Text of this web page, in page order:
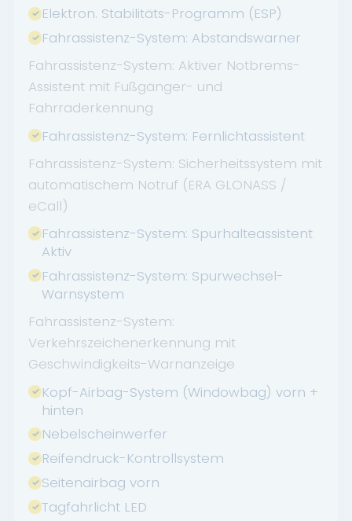
Elektron. Stabilitäts-Programm (ESP)
Fahrassistenz-System: Abstandswarner
Fahrassistenz-System: Aktiver Notbrems-
Assistent mit Fußgänger- und
Fahrraderkennung
Fahrassistenz-System: Fernlichtassistent
Fahrassistenz-System: Sicherheitssystem mit
automatischem Notruf (ERA GLONASS /
eCall)
Fahrassistenz-System: Spurhalteassistent
Aktiv
Fahrassistenz-System: Spurwechsel-
Warnsystem
Fahrassistenz-System:
Verkehrszeichenerkennung mit
Geschwindigkeits-Warnanzeige
Kopf-Airbag-System (Windowbag) vorn +
hinten
Nebelscheinwerfer
Reifendruck-Kontrollsystem
Seitenairbag vorn
Tagfahrlicht LED